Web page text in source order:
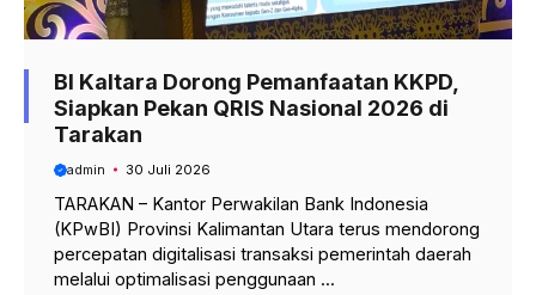
BI Kaltara Dorong Pemanfaatan KKPD,
Siapkan Pekan QRIS Nasional 2026 di
Tarakan
admin 30 Juli 2026
TARAKAN – Kantor Perwakilan Bank Indonesia
(KPwBI) Provinsi Kalimantan Utara terus mendorong
percepatan digitalisasi transaksi pemerintah daerah
melalui optimalisasi penggunaan ...